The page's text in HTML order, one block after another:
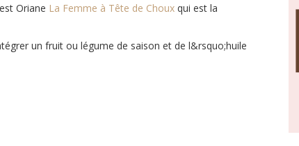
Oriane La Femme à Tête de Choux qui est la
un fruit ou légume de saison et de l&rsquo;huile